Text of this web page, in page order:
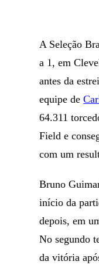
A Seleção
a 1, em
antes da
equipe de
64.311
Field e
com um
Bruno
início da
depois, em
No segundo
da vitória